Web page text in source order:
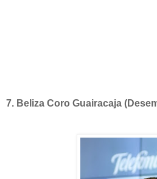
7. Beliza Coro Guairacaja